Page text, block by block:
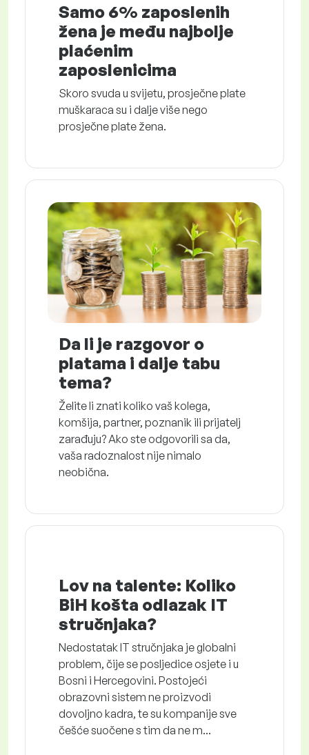
Samo 6% zaposlenih
žena je među najbolje
plaćenim
zaposlenicima
Skoro svuda u svijetu, prosječne plate
muškaraca su i dalje više nego
prosječne plate žena.
Da li je razgovor o
platama i dalje tabu
tema?
Želite li znati koliko vaš kolega,
komšija, partner, poznanik ili prijatelj
zarađuju? Ako ste odgovorili sa da,
vaša radoznalost nije nimalo
neobična.
Lov na talente: Koliko
BiH košta odlazak IT
stručnjaka?
Nedostatak IT stručnjaka je globalni
problem, čije se posljedice osjete i u
Bosni i Hercegovini. Postojeći
obrazovni sistem ne proizvodi
dovoljno kadra, te su kompanije sve
češće suočene s tim da ne m...